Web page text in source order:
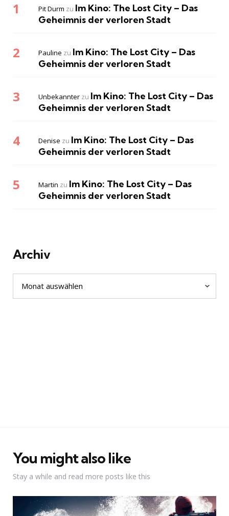
Pit Durm zu Im Kino: The Lost City – Das
Geheimnis der verloren Stadt
Pauline zu Im Kino: The Lost City – Das
Geheimnis der verloren Stadt
Unbekannter zu Im Kino: The Lost City – Das
Geheimnis der verloren Stadt
Denise zu Im Kino: The Lost City – Das
Geheimnis der verloren Stadt
Martin zu Im Kino: The Lost City – Das
Geheimnis der verloren Stadt
Archiv
Archiv
You might also like
Stay a while and read more posts like this